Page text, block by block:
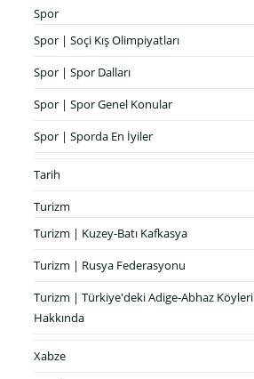
Spor
Spor | Soçi Kış Olimpiyatları
Spor | Spor Dalları
Spor | Spor Genel Konular
Spor | Sporda En İyiler
Tarih
Turizm
Turizm | Kuzey-Batı Kafkasya
Turizm | Rusya Federasyonu
Turizm | Türkiye'deki Adige-Abhaz Köyleri
Hakkında
Xabze